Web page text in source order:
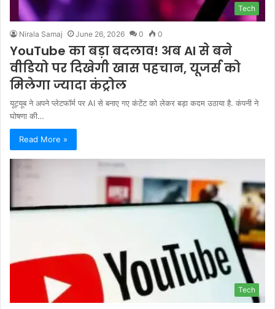
Tech
Nirala Samaj June 26, 2026 0 0
YouTube का बड़ा बदलाव! अब AI से बने
वीडियो पर दिखेगी खास पहचान, यूजर्स को
मिलेगा ज्यादा कंट्रोल
यूट्यूब ने अपने प्लेटफॉर्म पर AI से बनाए गए कंटेंट को लेकर बड़ा कदम उठाया है. कंपनी ने
घोषणा की…
Read More »
Tech